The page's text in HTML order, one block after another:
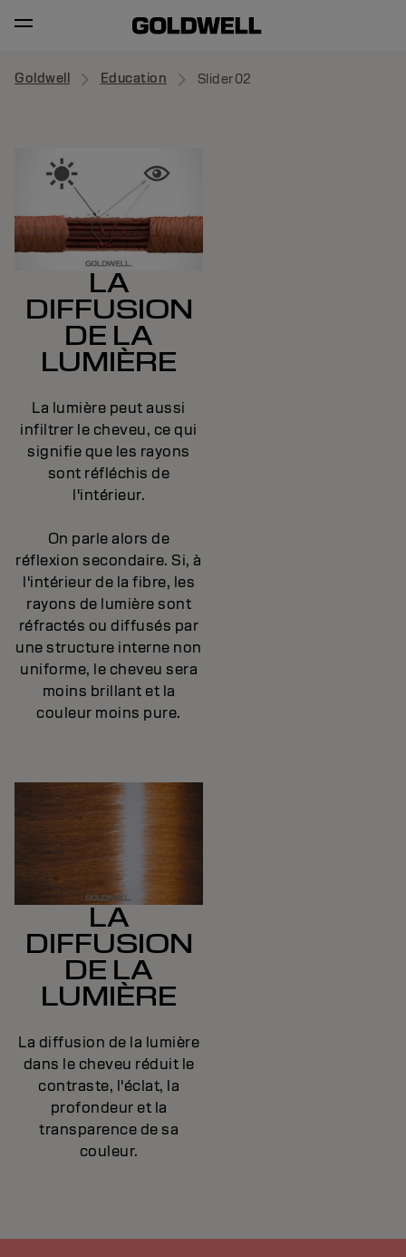
Goldwell Education Slider02
LA
DIFFUSION
DE LA
LUMIÈRE
La lumière peut aussi
infiltrer le cheveu, ce qui
signifie que les rayons
sont réfléchis de
l'intérieur.
On parle alors de
réflexion secondaire. Si, à
l'intérieur de la fibre, les
rayons de lumière sont
réfractés ou diffusés par
une structure interne non
uniforme, le cheveu sera
moins brillant et la
couleur moins pure.
LA
DIFFUSION
DE LA
LUMIÈRE
La diffusion de la lumière
dans le cheveu réduit le
contraste, l'éclat, la
profondeur et la
transparence de sa
couleur.